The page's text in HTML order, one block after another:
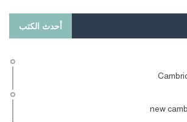
أحدث الكتب
new